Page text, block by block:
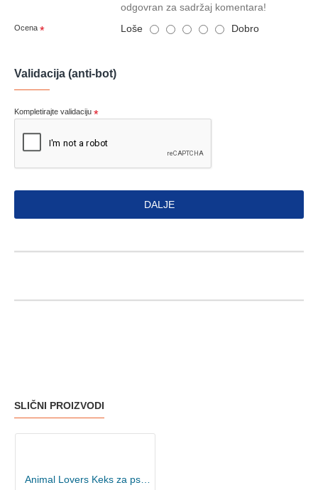
odgovran za sadržaj komentara!
Ocena Loše Dobro
Validacija (anti-bot)
Kompletirajte validaciju
DALJE
SLIČNI PROIZVODI
Animal Lovers Keks za pse Puppy Treats Mint 2.5kg